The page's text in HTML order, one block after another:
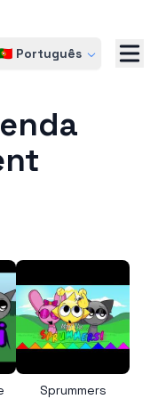
Português
Sprummers